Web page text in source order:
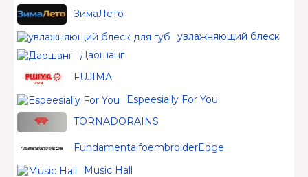
ЗимаЛето
увлажняющий блеск для
Даошанг
FUJIMA
Espeesially For You
TORNADORAINS
FundamentalfoembroiderEdge
Music Hall